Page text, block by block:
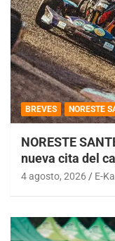
BREVES NORESTE
NORESTE
nueva cita del
4 agosto, 2026 E-